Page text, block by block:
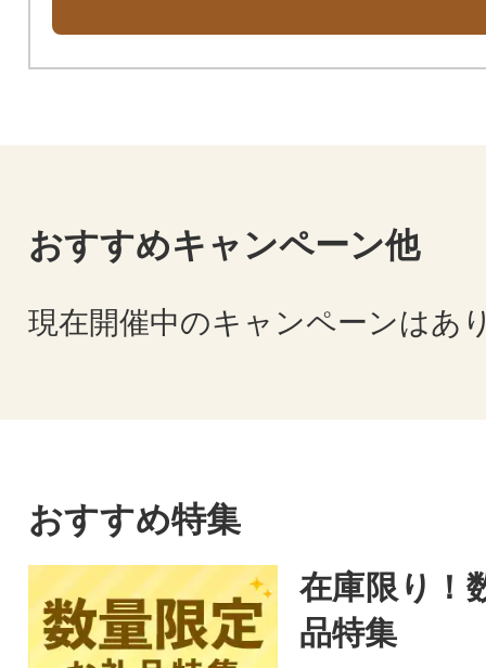
おすすめキャンペーン他
現在開催中のキャンペーンはあ
おすすめ特集
在庫限り！
品特集